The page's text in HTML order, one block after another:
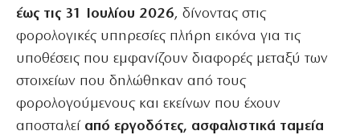
έως τις 31 Ιουλίου 2026, δίνοντας στις
φορολογικές υπηρεσίες πλήρη εικόνα για τις
υποθέσεις που εμφανίζουν διαφορές μεταξύ των
στοιχείων που δηλώθηκαν από τους
φορολογούμενους και εκείνων που έχουν
αποσταλεί από εργοδότες, ασφαλιστικά ταμεία